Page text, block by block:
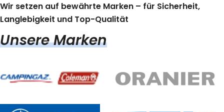
Wir setzen auf bewährte Marken – für Sicherheit,
Langlebigkeit und Top-Qualität
Unsere Marken